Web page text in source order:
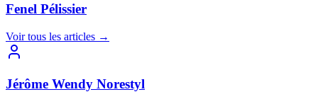
Fenel Pélissier
Voir tous les articles →
Jérôme Wendy Norestyl